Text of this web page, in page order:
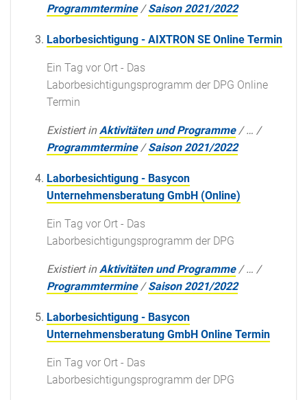
Programmtermine /Saison 2021/2022
Laborbesichtigung - AIXTRON SE Online Termin
Ein Tag vor Ort - Das
Laborbesichtigungsprogramm der DPG Online
Termin
Existiert in Aktivitäten und Programme /… /
Programmtermine /Saison 2021/2022
Laborbesichtigung - Basycon
Unternehmensberatung GmbH (Online)
Ein Tag vor Ort - Das
Laborbesichtigungsprogramm der DPG
Existiert in Aktivitäten und Programme /… /
Programmtermine /Saison 2021/2022
Laborbesichtigung - Basycon
Unternehmensberatung GmbH Online Termin
Ein Tag vor Ort - Das
Laborbesichtigungsprogramm der DPG